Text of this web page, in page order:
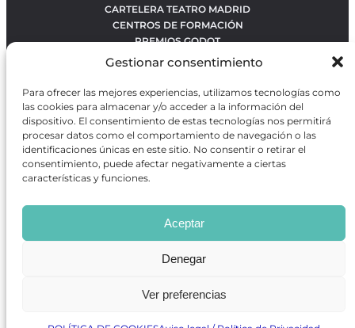
Gestionar consentimiento
Para ofrecer las mejores experiencias, utilizamos tecnologías como
las cookies para almacenar y/o acceder a la información del
dispositivo. El consentimiento de estas tecnologías nos permitirá
procesar datos como el comportamiento de navegación o las
identificaciones únicas en este sitio. No consentir o retirar el
consentimiento, puede afectar negativamente a ciertas
características y funciones.
Aceptar
Denegar
Ver preferencias
CARTELERA TEATRO MADRID
CENTROS DE FORMACIÓN
PREMIOS GODOT
CONTACTO
OBRAS MÁS VOTADAS
RANKING MEJORES OBRAS
BÚSQUEDA AVANZADA DE OBRAS
Revista GODOTes una revista independiente especializada
en información sobre artes escénicas de Madrid, gratuita y
que se distribuye en espacios escénicos, además de otros
puntos de interés turístico y de ocio de la capital.